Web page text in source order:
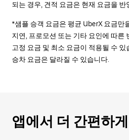
되는 경우, 견적 요금은 현재 요금을 반
*샘플 승객 요금은 평균 UberX 요금만
지연, 프로모션 또는 기타 요인에 따른
고정 요금 및 최소 요금이 적용될 수
승차 요금은 달라질 수 있습니다.
앱에서 더 간편하게